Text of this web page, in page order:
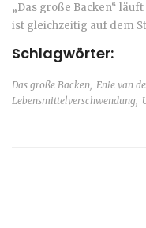
„Das große Backen“
ist gleichzeitig auf dem
Schlagwörter:
Das große Backen, Enie van
Lebensmittelverschwendung,